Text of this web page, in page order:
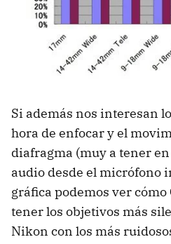
Si además nos interesan
hora de enfocar y el
diafragma (muy a tener
audio desde el micrófono
gráfica podemos ver
tener los objetivos más
Nikon con los más